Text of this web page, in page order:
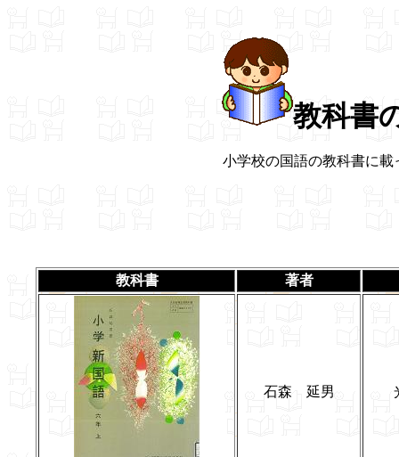
教科書
小学校の国語の教科書に
教科書 著者
石森 延男